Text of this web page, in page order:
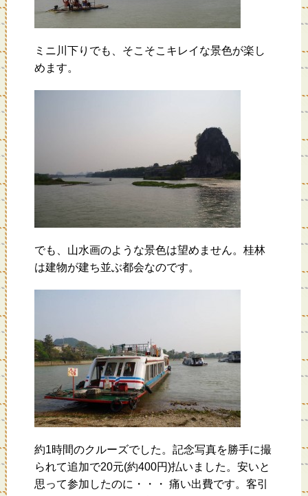
ミニ川下りでも、そこそこキレイな景色が楽し
めます。
でも、山水画のような景色は望めません。桂林
は建物が建ち並ぶ都会なのです。
約1時間のクルーズでした。記念写真を勝手に撮
られて追加で20元(約400円)払いました。安いと
思って参加したのに・・・ 痛い出費です。客引